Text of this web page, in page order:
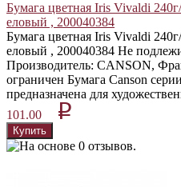
Бумага цветная Iris Vivaldi
еловый , 200040384
Бумага цветная Iris Vivaldi
еловый , 200040384 Не
Производитель: CANSON,
ограничен Бумага Canson
предназначена для
101.00
p